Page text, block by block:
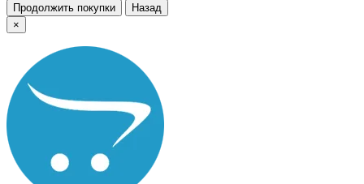
Продолжить покупки
Назад
×